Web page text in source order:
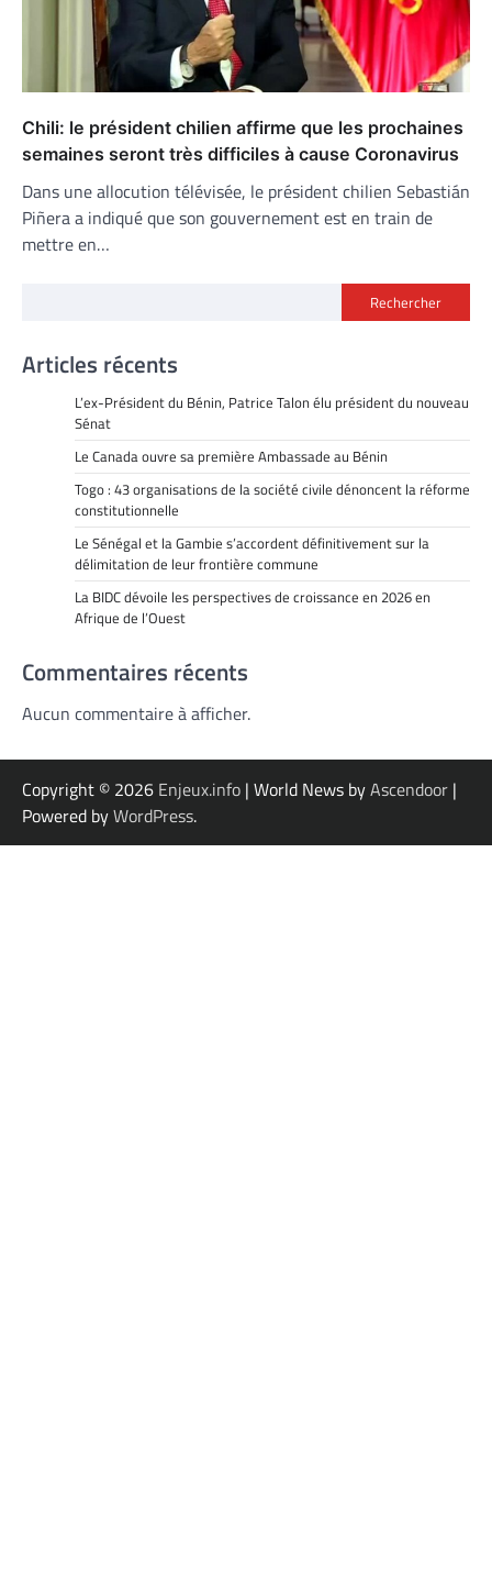
Chili: le président chilien affirme que les prochaines
semaines seront très difficiles à cause Coronavirus
Dans une allocution télévisée, le président chilien Sebastián
Piñera a indiqué que son gouvernement est en train de
mettre en…
Rechercher
Articles récents
L’ex-Président du Bénin, Patrice Talon élu président du nouveau
Sénat
Le Canada ouvre sa première Ambassade au Bénin
Togo : 43 organisations de la société civile dénoncent la réforme
constitutionnelle
Le Sénégal et la Gambie s’accordent définitivement sur la
délimitation de leur frontière commune
La BIDC dévoile les perspectives de croissance en 2026 en
Afrique de l’Ouest
Commentaires récents
Aucun commentaire à afficher.
Copyright © 2026 Enjeux.info | World News byAscendoor |
Powered byWordPress.